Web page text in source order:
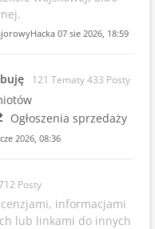
07 sie 2026, 18:59
121 Tematy 433 Posty
Ogłoszenia sprzedaży
2026, 08:36
Posty
informacjami
lub linkami do innych